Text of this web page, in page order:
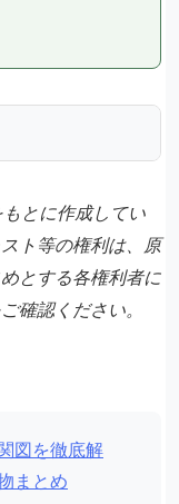
とに作成してい
ト等の権利は、原
とする各権利者に
確認ください。
図を徹底解
まとめ